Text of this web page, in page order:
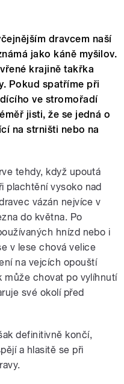
dravcem naší
jako káně myšilov.
krajině takřka
Pokud spatříme při
ve stromořadí
jisti, že se jedná o
na strništi nebo na
tehdy, když upoutá
plachtění vysoko nad
vázán nejvíce v
do května. Po
hnízd nebo i
v lese chová velice
na vejcích opouští
může chovat po vylíhnutí
své okolí před
definitivně končí,
a hlasitě se při